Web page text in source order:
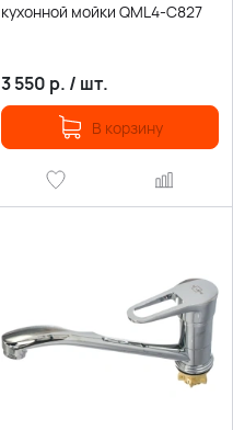
кухонной мойки QML4-C827
3 550 р. / шт.
В корзину